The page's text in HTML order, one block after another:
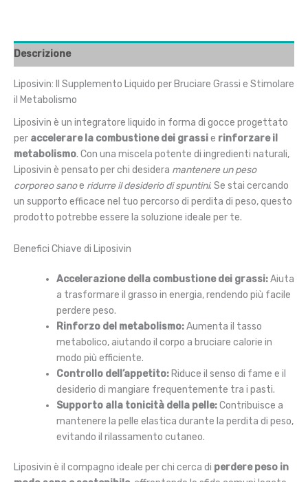
Descrizione
Liposivin: Il Supplemento Liquido per Bruciare Grassi e Stimolare
il Metabolismo
Liposivin è un integratore liquido in forma di gocce progettato
per accelerare la combustione dei grassie rinforzare il
metabolismo. Con una miscela potente di ingredienti naturali,
Liposivin è pensato per chi desidera mantenere un peso
corporeo sanoe ridurre il desiderio di spuntini. Se stai cercando
un supporto efficace nel tuo percorso di perdita di peso, questo
prodotto potrebbe essere la soluzione ideale per te.
Benefici Chiave di Liposivin
Accelerazione della combustione dei grassi:Aiuta
a trasformare il grasso in energia, rendendo più facile
perdere peso.
Rinforzo del metabolismo:Aumenta il tasso
metabolico, aiutando il corpo a bruciare calorie in
modo più efficiente.
Controllo dell’appetito: Riduce il senso di fame e il
desiderio di mangiare frequentemente tra i pasti.
Supporto alla tonicità della pelle:Contribuisce a
mantenere la pelle elastica durante la perdita di peso,
evitando il rilassamento cutaneo.
Liposivin è il compagno ideale per chi cerca di perdere peso in